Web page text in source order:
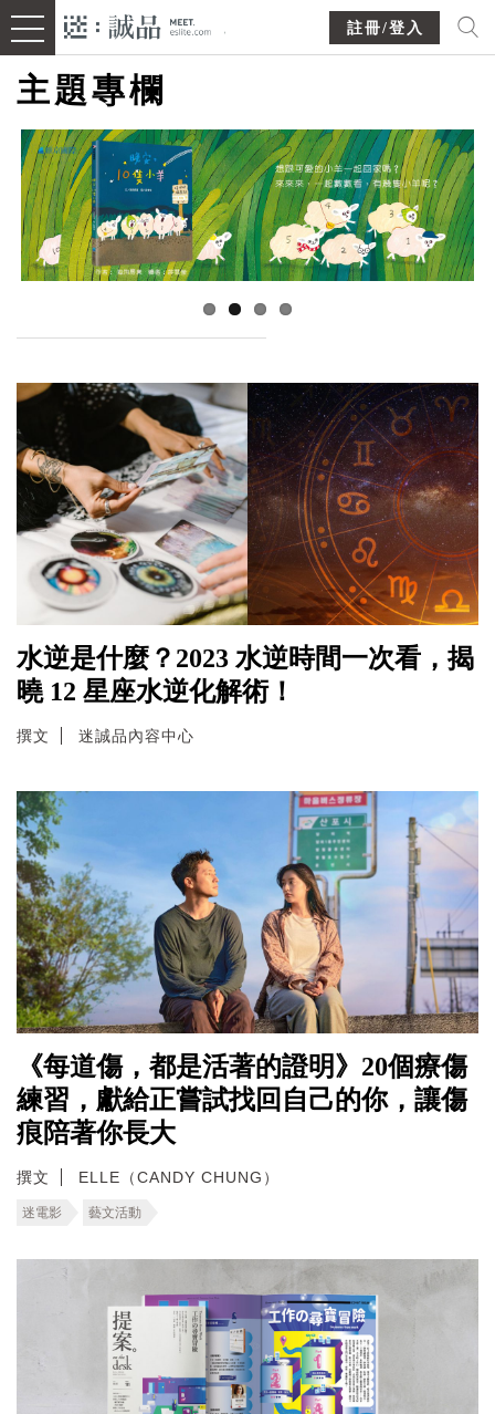
註冊/登入
主題專欄
水逆是什麼？2023 水逆時間一次看，揭
曉 12 星座水逆化解術！
撰文 迷誠品內容中心
《每道傷，都是活著的證明》20個療傷
練習，獻給正嘗試找回自己的你，讓傷
痕陪著你長大
撰文 ELLE（CANDY CHUNG）
迷電影 藝文活動